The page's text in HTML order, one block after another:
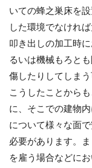
いての蜂之巣床を
した環境でなけれ
叩き出しの加工時
るいは機械もろと
傷したりしてしま
こうしたことから
に、そこでの建物
について様々な面
必要があります。
を雇う場合などに